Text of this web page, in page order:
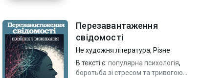
Перезавантаження
свідомості
Не художня література, Різне
В тексті є:популярна психологія,
боротьба зі стресом та тривогою